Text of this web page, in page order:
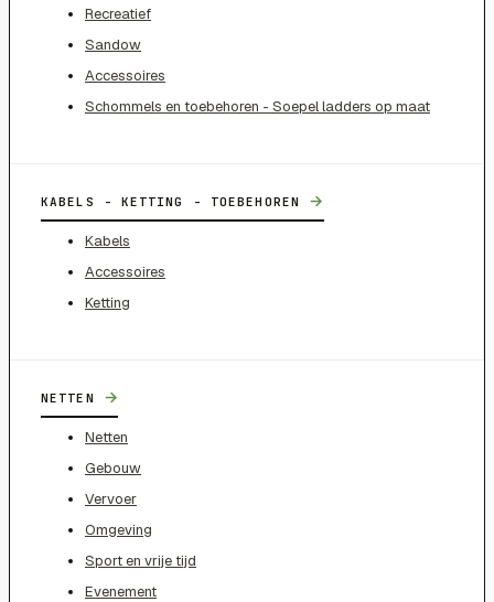
Recreatief
Sandow
Accessoires
Schommels en toebehoren - Soepel ladders op maat
KABELS - KETTING - TOEBEHOREN →
Kabels
Accessoires
Ketting
NETTEN →
Netten
Gebouw
Vervoer
Omgeving
Sport en vrije tijd
Evenement